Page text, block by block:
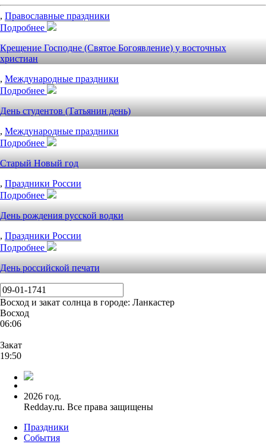
, Православные праздники
Подробнее
Крещение Господне (Святое Богоявление) у восточных
христиан
, Международные праздники
Подробнее
День студентов (Татьянин день)
, Международные праздники
Подробнее
Старый Новый год
, Праздники России
Подробнее
День рождения русской водки
, Праздники России
Подробнее
День российской печати
Восход и закат солнца в городе: Ланкастер
Восход
06:06
Закат
19:50
2026 год.
Redday.ru. Все права защищены
Праздники
События